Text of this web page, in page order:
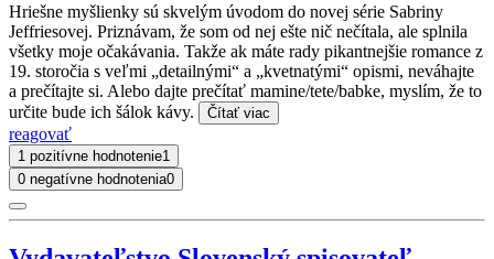
Hriešne myšlienky sú skvelým úvodom do novej série Sabriny
Jeffriesovej. Priznávam, že som od nej ešte nič nečítala, ale splnila
všetky moje očakávania. Takže ak máte rady pikantnejšie romance z
19. storočia s veľmi „detailnými“ a „kvetnatými“ opismi, neváhajte
a prečítajte si. Alebo dajte prečítať mamine/tete/babke, myslím, že to
určite bude ich šálok kávy.
Čítať viac
reagovať
1 pozitívne hodnotenie1
0 negatívne hodnotenia0